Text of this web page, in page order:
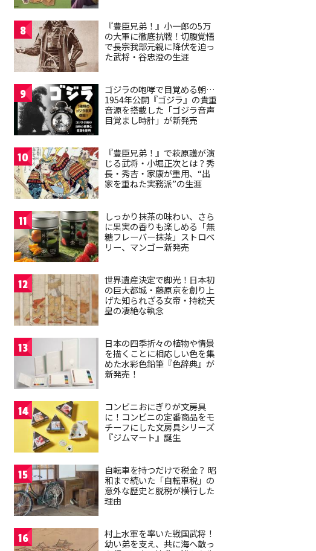
8
『豊臣兄弟！』小一郎の5万
の大軍に徹底抗戦！切腹覚悟
で長宗我部元親に降伏を迫っ
た武将・谷忠澄の生涯
9
ゴジラの咆哮で目覚める朝…
1954年公開『ゴジラ』の貴重
音源を搭載した「ゴジラ音声
目覚まし時計」が新発売
10
『豊臣兄弟！』で萩原護が演
じる武将・小堀正次とは？秀
長・秀吉・家康が重用、“出
家を重ねた実務派”の生涯
11
しっかり抹茶の味わい、さら
に果実の香りも楽しめる「無
糖フレーバー抹茶」ストロベ
リー、マンゴー新発売
12
世界遺産決定で脚光！日本初
の巨大都城・藤原京を創り上
げた知られざる女帝・持統天
皇の凄絶な執念
13
日本の四季折々の植物や情景
を描くことに相応しい色を集
めた水彩色鉛筆『色辞典』が
新発売！
14
コンビニおにぎりが文房具
に！コンビニの定番商品をモ
チーフにした文房具シリーズ
『ジムマート』誕生
15
自転車を持つだけで税金？ 昭
和まで続いた「自転車税」の
意外な歴史と脱税が横行した
理由
16
村上水軍を率いた戦国武将！
幼い弟を支え、共に海へ散っ